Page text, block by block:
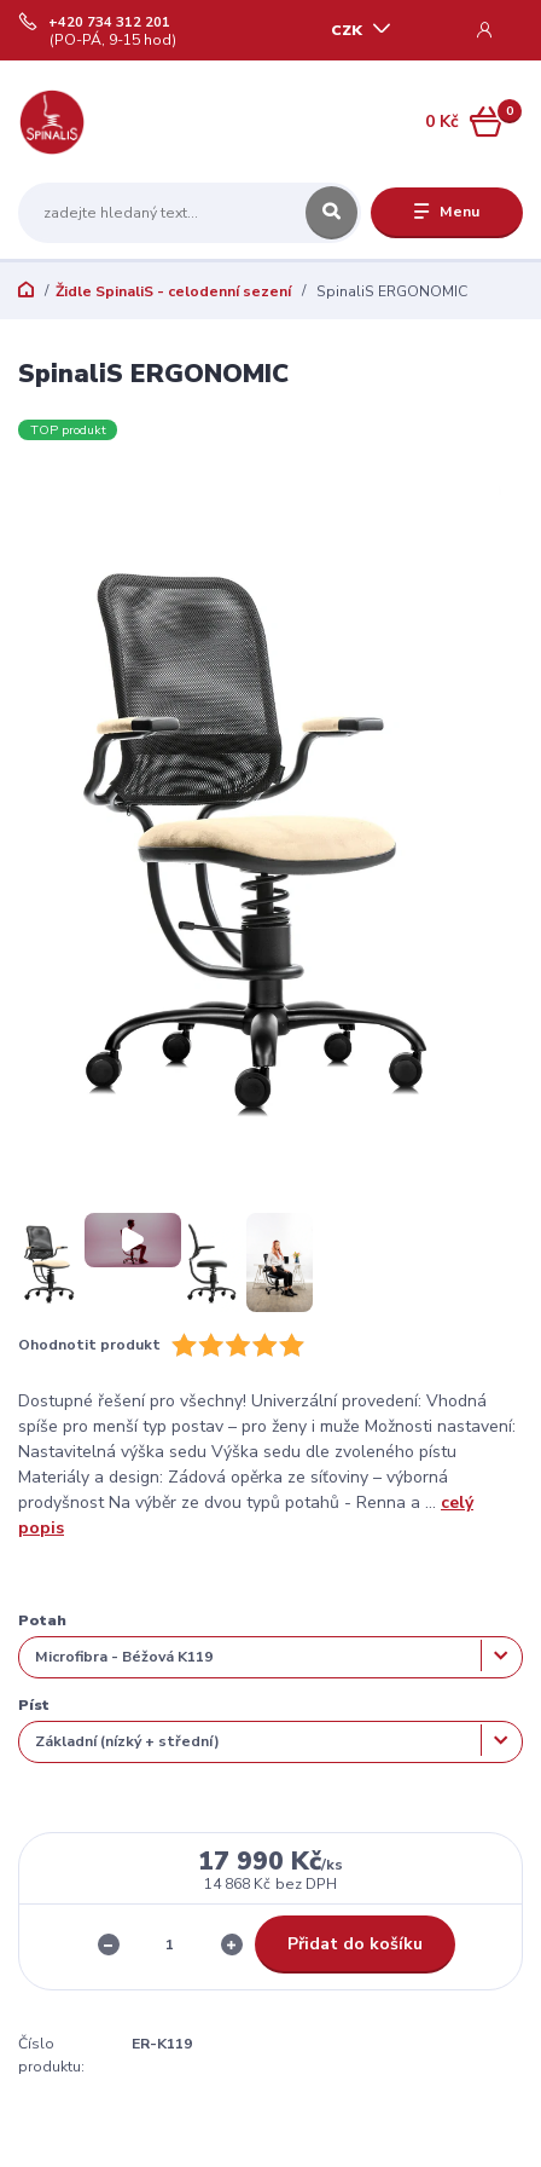
Menu
CZK
+420 734 312 201
(PO-PÁ, 9-15 hod)
0
0 Kč
Židle SpinaliS - celodenní sezení SpinaliS ERGONOMIC
SpinaliS ERGONOMIC
TOP produkt
Ohodnotit produkt
Dostupné řešení pro všechny! Univerzální provedení: Vhodná
spíše pro menší typ postav – pro ženy i muže Možnosti nastavení:
Nastavitelná výška sedu Výška sedu dle zvoleného pístu
Materiály a design: Zádová opěrka ze síťoviny – výborná
prodyšnost Na výběr ze dvou typů potahů - Renna a ... celý
popis
Potah
Píst
17 990 Kč/ks
14 868 Kč bez DPH
Přidat do košíku
Číslo
produktu:
ER-K119